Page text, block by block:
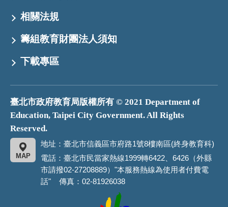
相關法規
籌組教育財團法人須知
下載專區
臺北市政府教育局版權所有 © 2021 Department of
Education, Taipei City Government. All Rights
Reserved.
地址：臺北市信義區市府路1號8樓南區(終身教育科)
MAP
電話：臺北市民當家熱線1999轉6422、6426（外縣
市請撥02-27208889）"本服務熱線為使用者付費電
話" 傳真：02-81926038
市